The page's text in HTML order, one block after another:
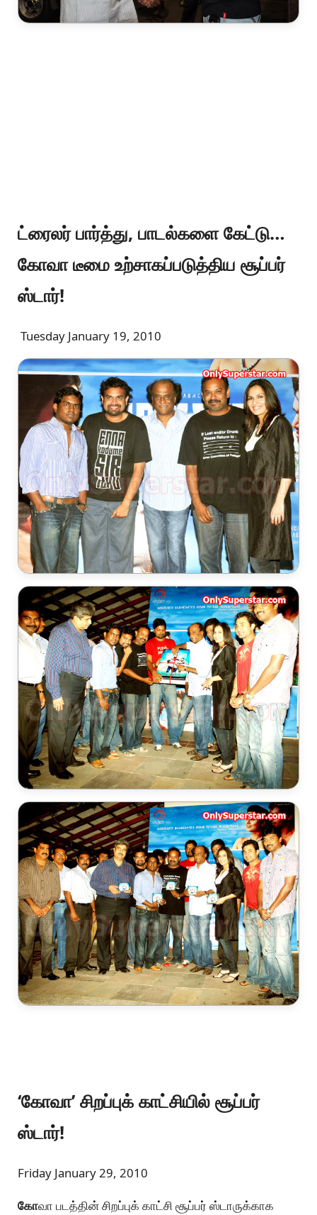
ட்ரைலர் பார்த்து, பாடல்களை கேட்டு…
கோவா டீமை உற்சாகப்படுத்திய சூப்பர்
ஸ்டார்!
Tuesday January 19, 2010
‘கோவா’ சிறப்புக் காட்சியில் சூப்பர்
ஸ்டார்!
Friday January 29, 2010
கோவா படத்தின் சிறப்புக் காட்சி சூப்பர் ஸ்டாருக்காக